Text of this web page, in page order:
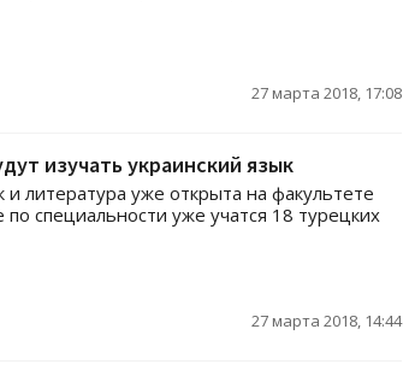
27 марта 2018, 17:08
изучать украинский язык
литература уже открыта на факультете
специальности уже учатся 18 турецких
27 марта 2018, 14:44